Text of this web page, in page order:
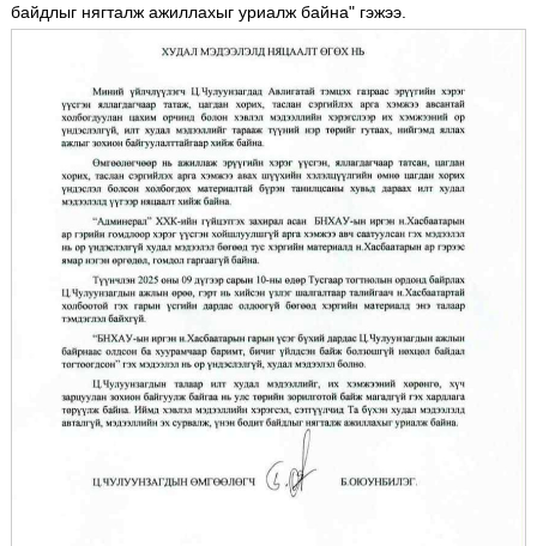
байдлыг нягталж ажиллахыг уриалж байна" гэжээ.